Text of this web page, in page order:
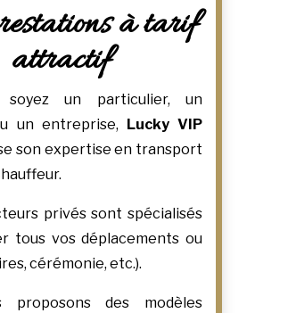
à tarif
attractif
soyez un particulier, un
un entreprise,
Lucky VIP
son expertise en transport
privés sont spécialisés
tous vos déplacements ou
cérémonie, etc.).
proposons des modèles